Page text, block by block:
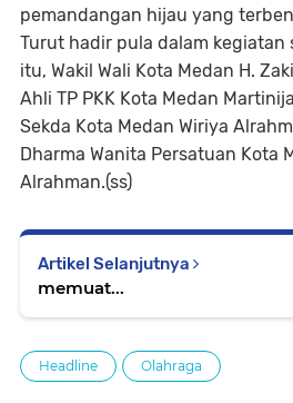
pemandangan hijau yang
​Turut hadir pula dalam kegiatan
itu, Wakil Wali Kota Medan H.
Ahli TP PKK Kota Medan
Sekda Kota Medan Wiriya
Dharma Wanita Persatuan Kota
Alrahman.(ss)
Artikel Selanjutnya
memuat...
Headline Olahraga